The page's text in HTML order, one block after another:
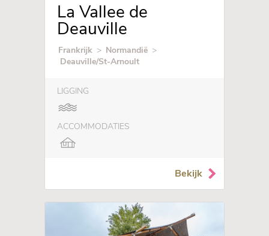
La Vallee de
Deauville
Frankrijk > Normandië >
Deauville/St-Arnoult
LIGGING
ACCOMMODATIES
Bekijk